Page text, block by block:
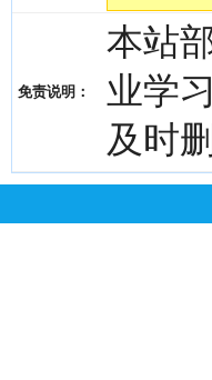
免责说明：
本站
业学
及时